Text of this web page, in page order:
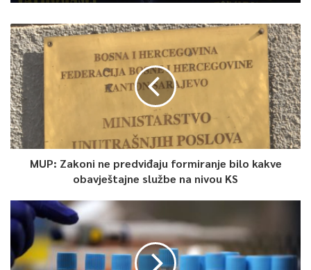
MUP: Zakoni ne predviđaju formiranje bilo kakve
obavještajne službe na nivou KS